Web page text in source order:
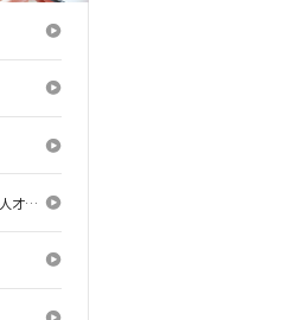
关于启动2026树兰卓越工程——器官移植青年人才海外研修支持计划的通知